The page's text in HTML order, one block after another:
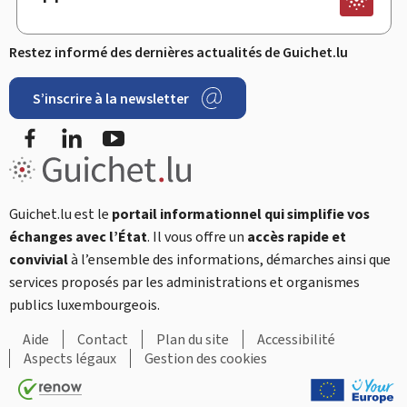
Restez informé des dernières actualités de Guichet.lu
S’inscrire à la newsletter
FacebookLinkedIn
Guichet.lu est le portail informationnel qui simplifie vos
échanges avec l’État. Il vous offre un accès rapide et
convivialà l’ensemble des informations, démarches ainsi que
services proposés par les administrations et organismes
publics luxembourgeois.
Aide
Contact Plan du site
Accessibilité
Aspects légaux
Gestion des cookies